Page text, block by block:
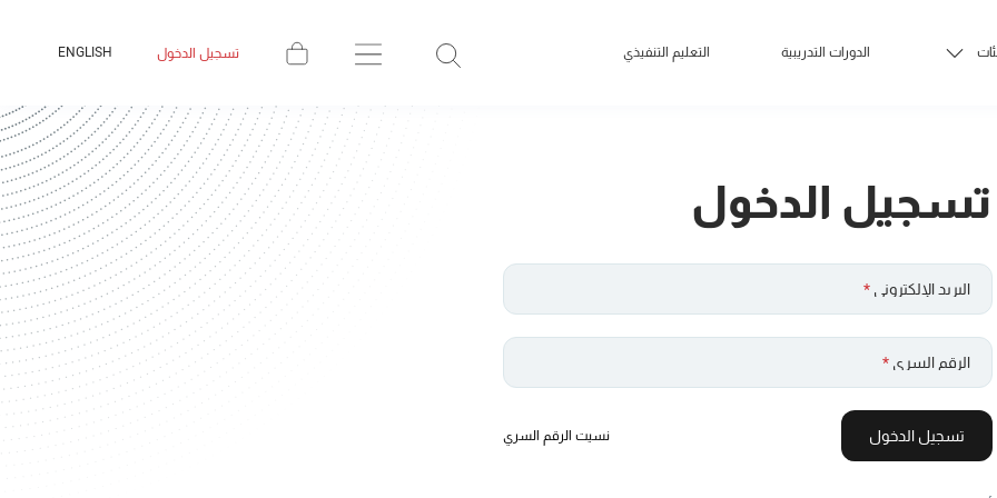
الدورات التدريبية التعليم التنفيذي تسجيل الدخول ENGLISH
تسجيل الدخول
البريد الإلكتروني *
الرقم السري *
تسجيل الدخول نسيت الرقم السري